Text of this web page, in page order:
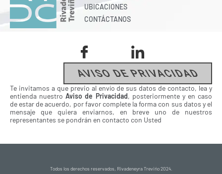
UBICACIONES
CONTÁCTANOS
AVISO DE PRIVACIDAD
Te invitamos a que previo al envío de sus datos de contacto, lea y
entienda nuestroAviso de Privacidad, posteriormente y en caso
de estar de acuerdo, por favor complete la forma con sus datos y el
mensaje que quiera enviarnos, en breve uno de nuestros
representantes se pondrán en contacto con Usted
Todos los derechos reservados, Rivadeneyra Treviño 2024.